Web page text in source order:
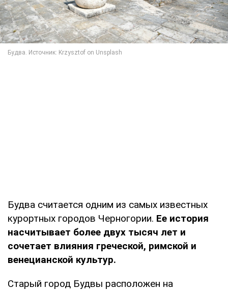
Будва считается одним из самых известных
курортных городов Черногории. Ее история
насчитывает более двух тысяч лет и
сочетает влияния греческой, римской и
венецианской культур.
Старый город Будвы расположен на